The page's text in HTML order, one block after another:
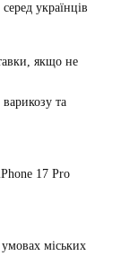
українців
якщо не
та
17 Pro
міських